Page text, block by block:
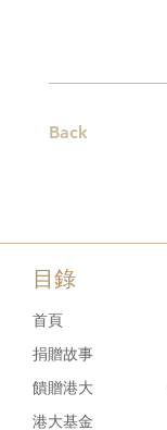
Back
目錄
首頁
捐贈故事
饋贈港大
港大基金